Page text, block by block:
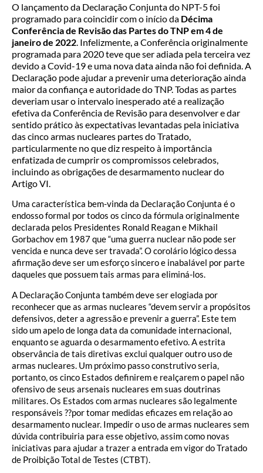
O lançamento da Declaração Conjunta do NPT-5 foi
programado para coincidir com o início da Décima
Conferência de Revisão das Partes do TNP em 4 de
janeiro de 2022 . Infelizmente, a Conferência originalmente
programada para 2020 teve que ser adiada pela terceira vez
devido a Covid-19 e uma nova data ainda não foi definida. A
Declaração pode ajudar a prevenir uma deterioração ainda
maior da confiança e autoridade do TNP. Todas as partes
deveriam usar o intervalo inesperado até a realização
efetiva da Conferência de Revisão para desenvolver e dar
sentido prático às expectativas levantadas pela iniciativa
das cinco armas nucleares partes do Tratado,
particularmente no que diz respeito à importância
enfatizada de cumprir os compromissos celebrados,
incluindo as obrigações de desarmamento nuclear do
Artigo VI.
Uma característica bem-vinda da Declaração Conjunta é o
endosso formal por todos os cinco da fórmula originalmente
declarada pelos Presidentes Ronald Reagan e Mikhail
Gorbachov em 1987 que “uma guerra nuclear não pode ser
vencida e nunca deve ser travada”. O corolário lógico dessa
afirmação deve ser um esforço sincero e inabalável por parte
daqueles que possuem tais armas para eliminá-los.
A Declaração Conjunta também deve ser elogiada por
reconhecer que as armas nucleares “devem servir a propósitos
defensivos, deter a agressão e prevenir a guerra”. Este tem
sido um apelo de longa data da comunidade internacional,
enquanto se aguarda o desarmamento efetivo. A estrita
observância de tais diretivas exclui qualquer outro uso de
armas nucleares. Um próximo passo construtivo seria,
portanto, os cinco Estados definirem e realçarem o papel não
ofensivo de seus arsenais nucleares em suas doutrinas
militares. Os Estados com armas nucleares são legalmente
responsáveis ??por tomar medidas eficazes em relação ao
desarmamento nuclear. Impedir o uso de armas nucleares sem
dúvida contribuiria para esse objetivo, assim como novas
iniciativas para ajudar a trazer a entrada em vigor do Tratado
de Proibição Total de Testes (CTBT).